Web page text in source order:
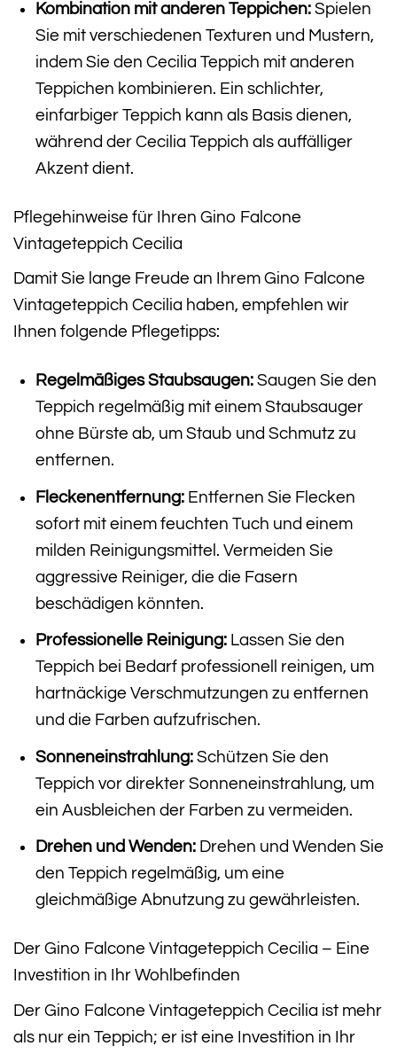
Kombination mit anderen Teppichen:Spielen
Sie mit verschiedenen Texturen und Mustern,
indem Sie den Cecilia Teppich mit anderen
Teppichen kombinieren. Ein schlichter,
einfarbiger Teppich kann als Basis dienen,
während der Cecilia Teppich als auffälliger
Akzent dient.
Pflegehinweise für Ihren Gino Falcone
Vintageteppich Cecilia
Damit Sie lange Freude an Ihrem Gino Falcone
Vintageteppich Cecilia haben, empfehlen wir
Ihnen folgende Pflegetipps:
Regelmäßiges Staubsaugen:Saugen Sie den
Teppich regelmäßig mit einem Staubsauger
ohne Bürste ab, um Staub und Schmutz zu
entfernen.
Fleckenentfernung:Entfernen Sie Flecken
sofort mit einem feuchten Tuch und einem
milden Reinigungsmittel. Vermeiden Sie
aggressive Reiniger, die die Fasern
beschädigen könnten.
Professionelle Reinigung:Lassen Sie den
Teppich bei Bedarf professionell reinigen, um
hartnäckige Verschmutzungen zu entfernen
und die Farben aufzufrischen.
Sonneneinstrahlung:Schützen Sie den
Teppich vor direkter Sonneneinstrahlung, um
ein Ausbleichen der Farben zu vermeiden.
Drehen und Wenden:Drehen und Wenden Sie
den Teppich regelmäßig, um eine
gleichmäßige Abnutzung zu gewährleisten.
Der Gino Falcone Vintageteppich Cecilia – Eine
Investition in Ihr Wohlbefinden
Der Gino Falcone Vintageteppich Cecilia ist mehr
als nur ein Teppich; er ist eine Investition in Ihr